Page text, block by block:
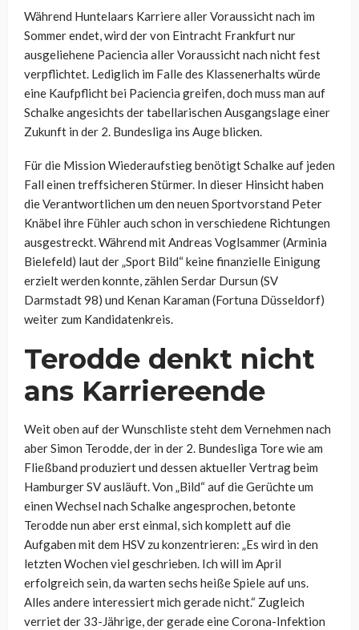
Während Huntelaars Karriere aller Voraussicht nach im
Sommer endet, wird der von Eintracht Frankfurt nur
ausgeliehene Paciencia aller Voraussicht nach nicht fest
verpflichtet. Lediglich im Falle des Klassenerhalts würde
eine Kaufpflicht bei Paciencia greifen, doch muss man auf
Schalke angesichts der tabellarischen Ausgangslage einer
Zukunft in der 2. Bundesliga ins Auge blicken.
Für die Mission Wiederaufstieg benötigt Schalke auf jeden
Fall einen treffsicheren Stürmer. In dieser Hinsicht haben
die Verantwortlichen um den neuen Sportvorstand Peter
Knäbel ihre Fühler auch schon in verschiedene Richtungen
ausgestreckt. Während mit Andreas Voglsammer (Arminia
Bielefeld) laut der „Sport Bild“ keine finanzielle Einigung
erzielt werden konnte, zählen Serdar Dursun (SV
Darmstadt 98) und Kenan Karaman (Fortuna Düsseldorf)
weiter zum Kandidatenkreis.
Terodde denkt nicht
ans Karriereende
Weit oben auf der Wunschliste steht dem Vernehmen nach
aber Simon Terodde, der in der 2. Bundesliga Tore wie am
Fließband produziert und dessen aktueller Vertrag beim
Hamburger SV ausläuft. Von „Bild“ auf die Gerüchte um
einen Wechsel nach Schalke angesprochen, betonte
Terodde nun aber erst einmal, sich komplett auf die
Aufgaben mit dem HSV zu konzentrieren: „Es wird in den
letzten Wochen viel geschrieben. Ich will im April
erfolgreich sein, da warten sechs heiße Spiele auf uns.
Alles andere interessiert mich gerade nicht.“ Zugleich
verriet der 33-Jährige, der gerade eine Corona-Infektion